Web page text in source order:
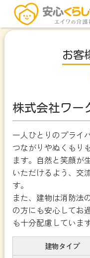
お客
株式会社ワー
一人ひとりのプライ
つながりやぬくもり
ます。自然と笑顔が
いただけるよう、交
す。
また、建物は消防法
の方にも安心してお
も十分配慮しています
建物タイプ